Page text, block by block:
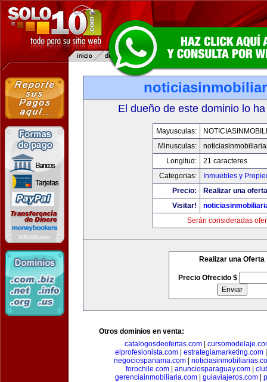
El dueño de este dominio lo
Mayusculas:
Minusculas:
Longitud:
21 caracteres
Categorias:
Inmuebles y
Precio:
Realizar una
Visitar!
Serán consideradas
Realizar una Oferta
Precio Ofrecido $
Otros dominios en venta:
catalogosdeofertas.com|
elprofesionista.com
estrategiamarketing.com
negociospanama.com
forochile.com| anunciosparaguay.com|
gerenciainmobiliaria.com
guiaviajeros.com